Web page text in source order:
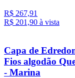
R$ 267,91
R$ 201,90 à vista
Capa de
Fios algodão
- Marina